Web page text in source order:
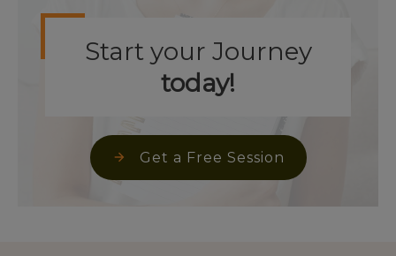
Start your Journey
today!
Get a Free Session